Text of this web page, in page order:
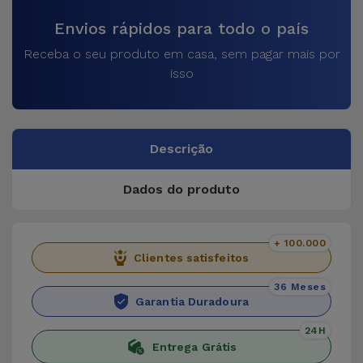
Envios rápidos para todo o país
Receba o seu produto em casa, sem pagar mais por
isso
Descrição
Dados do produto
Clientes satisfeitos
+ 100.000
Garantia Duradoura
36 Meses
Entrega Grátis
24H